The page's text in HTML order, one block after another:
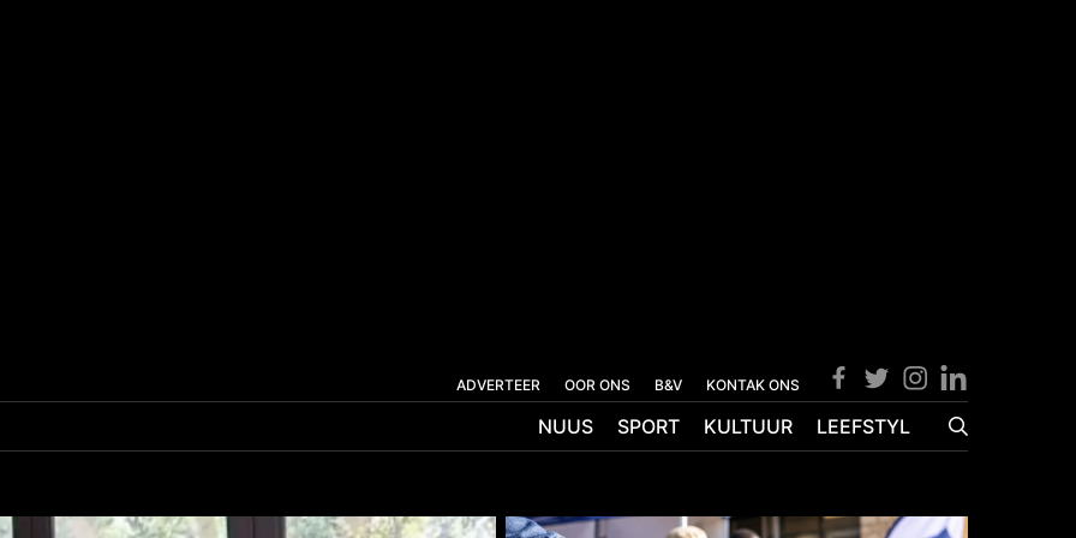
ADVERTEER OOR ONS B&V KONTAK ONS
NUUS SPORT KULTUUR LEEFSTYL